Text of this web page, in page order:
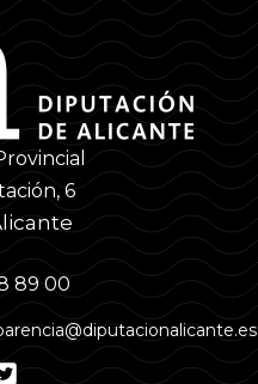
6
89 00